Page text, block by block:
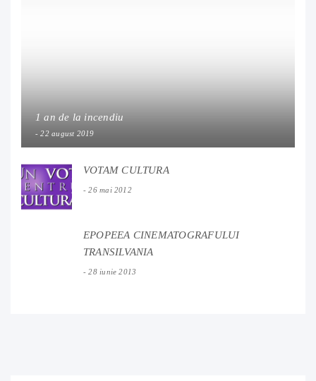
1 an de la incendiu
22 august 2019
VOTAM CULTURA
26 mai 2012
EPOPEEA CINEMATOGRAFULUI
TRANSILVANIA
28 iunie 2013